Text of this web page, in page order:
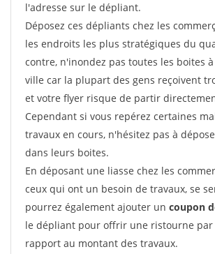
l'adresse sur le dépliant.
Déposez ces dépliants chez les
les endroits les plus stratégiques du
contre, n'inondez pas toutes les boites
ville car la plupart des gens reçoivent
et votre flyer risque de partir
Cependant si vous repérez certaines
travaux en cours, n'hésitez pas à
dans leurs boites.
En déposant une liasse chez les
ceux qui ont un besoin de travaux, se
pourrez également ajouter un coupon
le dépliant pour offrir une ristourne par
rapport au montant des travaux.